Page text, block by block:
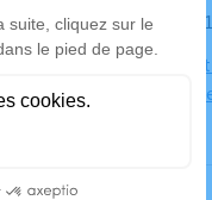
Le
Eglise